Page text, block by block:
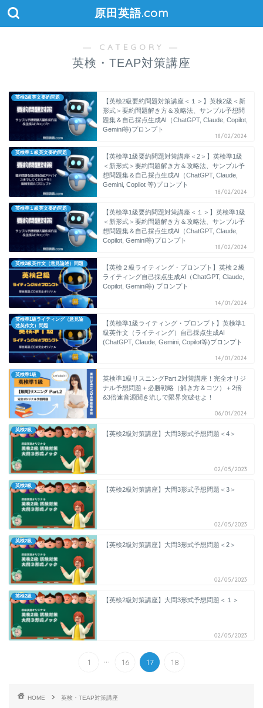
原田英語.com
― CATEGORY ―
英検・TEAP対策講座
英検2級英文要約問題
【英検2級要約問題対策講座＜１＞】英検2級＜新
形式＞要約問題解き方＆攻略法、サンプル予想問
題集＆自己採点生成AI（ChatGPT, Claude, Copilot,
Gemini等)プロンプト
18/02/2024
英検準１級英文要約問題
【英検準1級要約問題対策講座＜2＞】英検準1級
＜新形式＞要約問題解き方＆攻略法、サンプル予
想問題集＆自己採点生成AI（ChatGPT, Claude,
Gemini, Copilot 等)プロンプト
18/02/2024
英検準１級英文要約問題
【英検準1級要約問題対策講座＜１＞】英検準1級
＜新形式＞要約問題解き方＆攻略法、サンプル予
想問題集＆自己採点生成AI（ChatGPT, Claude,
Copilot, Gemini等)プロンプト
18/02/2024
英検2級英作文（意見論述）問題
【英検２級ライティング・プロンプト】英検２級
ライティング自己採点生成AI（ChatGPT, Claude,
Copilot, Gemini等) プロンプト
14/01/2024
英検準1級ライティング（意見論
述英作文）問題
【英検準1級ライティング・プロンプト】英検準1
級英作文（ライティング）自己採点生成AI
(ChatGPT, Claude, Gemini, Copilot等)プロンプト
14/01/2024
英検準1級
英検準1級リスニングPart.2対策講座！完全オリジ
ナル予想問題＋必勝戦略（解き方＆コツ）＋2倍
&3倍速音源聞き流しで限界突破せよ！
06/01/2024
英検2級
【英検2級対策講座】大問3形式予想問題＜4＞
02/05/2023
英検2級
【英検2級対策講座】大問3形式予想問題＜3＞
02/05/2023
英検2級
【英検2級対策講座】大問3形式予想問題＜2＞
02/05/2023
英検2級
【英検2級対策講座】大問3形式予想問題＜１＞
02/05/2023
1 ... 16 17 18
HOME 英検・TEAP対策講座